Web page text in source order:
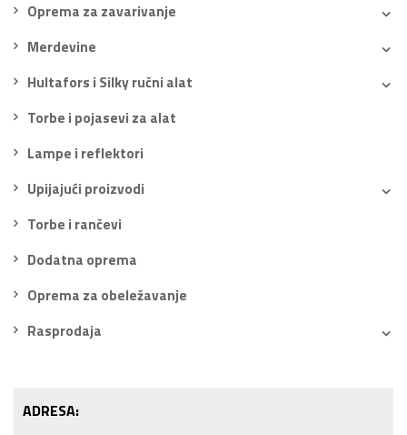
Oprema za zavarivanje
Merdevine
Hultafors i Silky ručni alat
Torbe i pojasevi za alat
Lampe i reflektori
Upijajući proizvodi
Torbe i rančevi
Dodatna oprema
Oprema za obeležavanje
Rasprodaja
ADRESA: